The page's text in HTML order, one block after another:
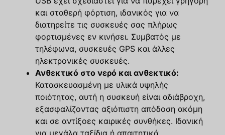
και σταθερή φόρτιση, ιδανικός για να
διατηρείτε τις συσκευές σας πλήρως
φορτισμένες εν κινήσει. Συμβατός με
τηλέφωνα, συσκευές GPS και άλλες
ηλεκτρονικές συσκευές.
Ανθεκτικό στο νερό και ανθεκτικό:
Κατασκευασμένη με υλικά υψηλής
ποιότητας, αυτή η συσκευή είναι αδιάβροχη,
εξασφαλίζοντας αξιόπιστη απόδοση ακόμη
και σε αντίξοες καιρικές συνθήκες. Ιδανική